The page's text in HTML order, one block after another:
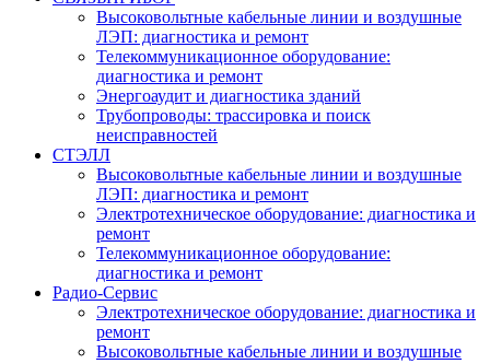
Высоковольтные кабельные линии и воздушные
ЛЭП: диагностика и ремонт
Телекоммуникационное оборудование:
диагностика и ремонт
Энергоаудит и диагностика зданий
Трубопроводы: трассировка и поиск
неисправностей
СТЭЛЛ
Высоковольтные кабельные линии и воздушные
ЛЭП: диагностика и ремонт
Электротехническое оборудование: диагностика и
ремонт
Телекоммуникационное оборудование:
диагностика и ремонт
Радио-Cервис
Электротехническое оборудование: диагностика и
ремонт
Высоковольтные кабельные линии и воздушные